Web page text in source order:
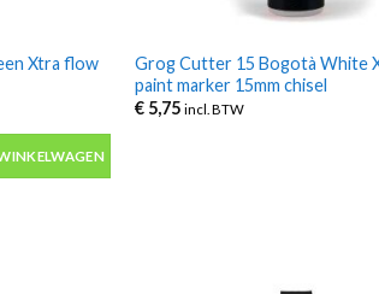
Xtra flow
Xtra flow paint marker 8MM aantal
Grog Cutter 15 Bogotà White
paint marker 15mm chisel
€5,75 incl. BTW